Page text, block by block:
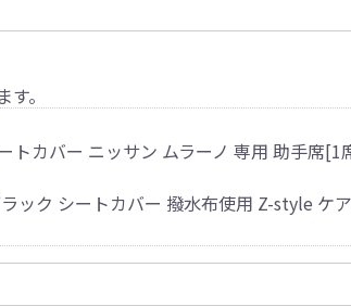
。
トカバー ニッサン ムラーノ 専用 助手席[1
ック シートカバー 撥水布使用 Z-style ケ